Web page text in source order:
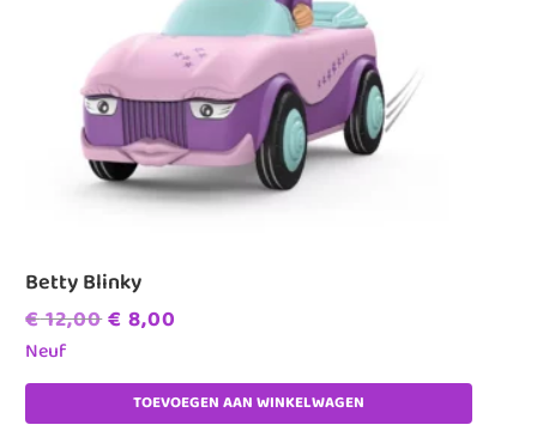
Betty Blinky
€12,00Oorspronkelijke
was:
€ 12,00.
€ 8,00
is:
€ 8,00.
Neuf
TOEVOEGEN AAN WINKELWAGEN